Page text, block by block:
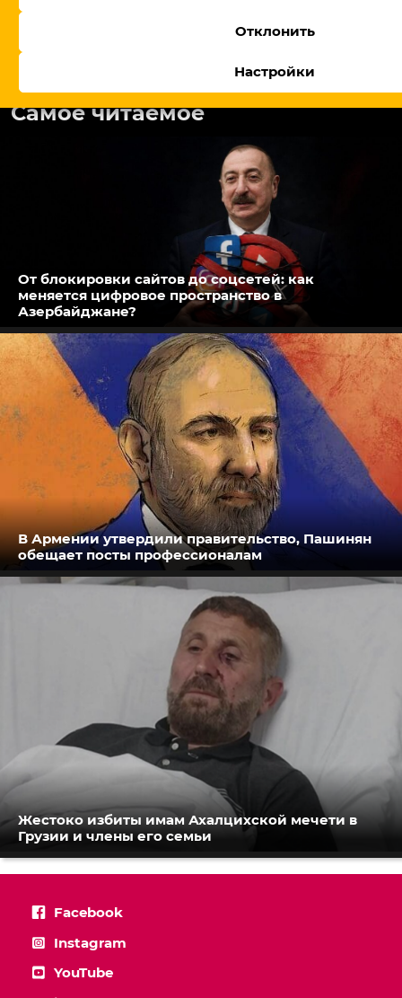
Отклонить
Настройки
Поддержать
Самое читаемое
От блокировки сайтов до соцсетей: как
меняется цифровое пространство в
Азербайджане?
В Армении утвердили правительство, Пашинян
обещает посты профессионалам
Жестоко избиты имам Ахалцихской мечети в
Грузии и члены его семьи
Facebook
Instagram
YouTube